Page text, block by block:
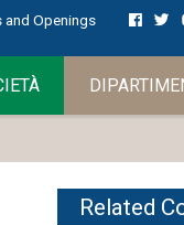
and Openings
Related